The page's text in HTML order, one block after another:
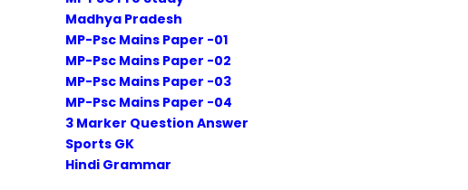
Madhya Pradesh
MP-Psc Mains Paper -01
MP-Psc Mains Paper -02
MP-Psc Mains Paper -03
MP-Psc Mains Paper -04
3 Marker Question Answer
Sports GK
Hindi Grammar